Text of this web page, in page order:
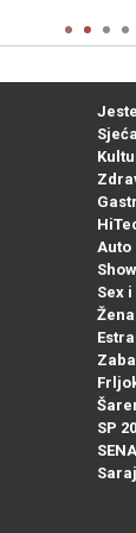
Auto
Show
Sex
Žena
SP